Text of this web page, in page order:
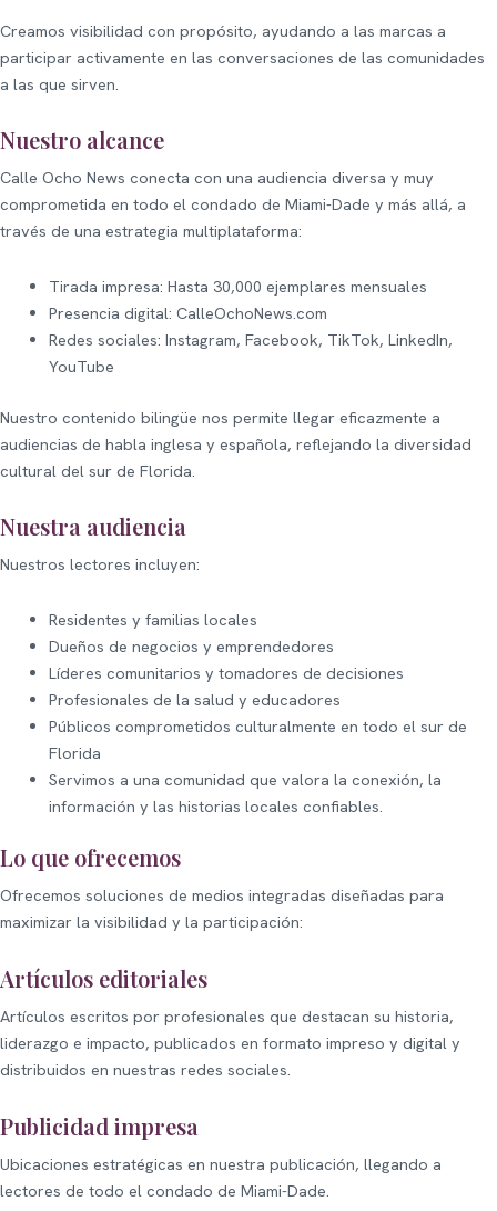
Creamos visibilidad con propósito, ayudando a las marcas a
participar activamente en las conversaciones de las comunidades
a las que sirven.
Nuestro alcance
Calle Ocho News conecta con una audiencia diversa y muy
comprometida en todo el condado de Miami-Dade y más allá, a
través de una estrategia multiplataforma:
Tirada impresa: Hasta 30,000 ejemplares mensuales
Presencia digital: CalleOchoNews.com
Redes sociales: Instagram, Facebook, TikTok, LinkedIn,
YouTube
Nuestro contenido bilingüe nos permite llegar eficazmente a
audiencias de habla inglesa y española, reflejando la diversidad
cultural del sur de Florida.
Nuestra audiencia
Nuestros lectores incluyen:
Residentes y familias locales
Dueños de negocios y emprendedores
Líderes comunitarios y tomadores de decisiones
Profesionales de la salud y educadores
Públicos comprometidos culturalmente en todo el sur de
Florida
Servimos a una comunidad que valora la conexión, la
información y las historias locales confiables.
Lo que ofrecemos
Ofrecemos soluciones de medios integradas diseñadas para
maximizar la visibilidad y la participación:
Artículos editoriales
Artículos escritos por profesionales que destacan su historia,
liderazgo e impacto, publicados en formato impreso y digital y
distribuidos en nuestras redes sociales.
Publicidad impresa
Ubicaciones estratégicas en nuestra publicación, llegando a
lectores de todo el condado de Miami-Dade.